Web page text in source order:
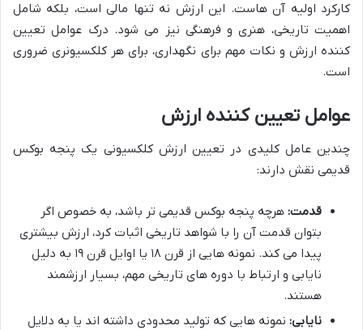
کارکرد اولیه آن هاست. این ارزش نه تنها مالی است، بلکه شامل
اهمیت تاریخی، هنری و فرهنگی نیز می شود. درک عوامل تعیین
کننده ارزش و نکات مهم برای نگهداری، برای هر کلکسیونری ضروری
است.
عوامل تعیین کننده ارزش
چندین عامل کلیدی در تعیین ارزش کلکسیونی یک پنجه بوکس
قدیمی نقش دارند:
قدمت: هرچه پنجه بوکس قدیمی تر باشد، به خصوص اگر
بتوان قدمت آن را با شواهد تاریخی اثبات کرد، ارزش بیشتری
پیدا می کند. نمونه هایی از قرن ۱۸ یا اوایل قرن ۱۹ به دلیل
نایابی و ارتباط با دوره های تاریخی مهم، بسیار ارزشمند
هستند.
نایابی: نمونه هایی که تولید محدودی داشته اند یا به دلایل